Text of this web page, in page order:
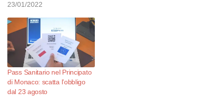
23/01/2022
Pass Sanitario nel Principato
di Monaco: scatta l’obbligo
dal 23 agosto